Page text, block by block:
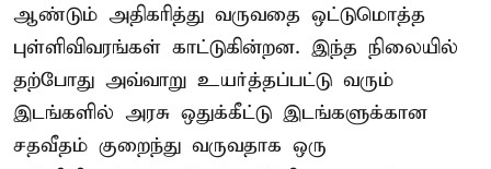
ஆண்டும் அதிகரித்து வருவதை ஒட்டுமொத்த
புள்ளிவிவரங்கள் காட்டுகின்றன. இந்த நிலையில்
தற்போது அவ்வாறு உயர்த்தப்பட்டு வரும்
இடங்களில் அரசு ஒதுக்கீட்டு இடங்களுக்கான
சதவீதம் குறைந்து வருவதாக ஒரு